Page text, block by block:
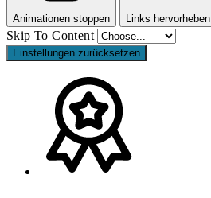
Animationen stoppen Links hervorheben
Skip To Content
Einstellungen zurücksetzen